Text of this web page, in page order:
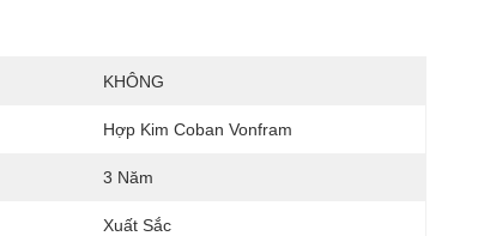
KHÔNG
Hợp Kim Coban Vonfram
3 Năm
Xuất Sắc